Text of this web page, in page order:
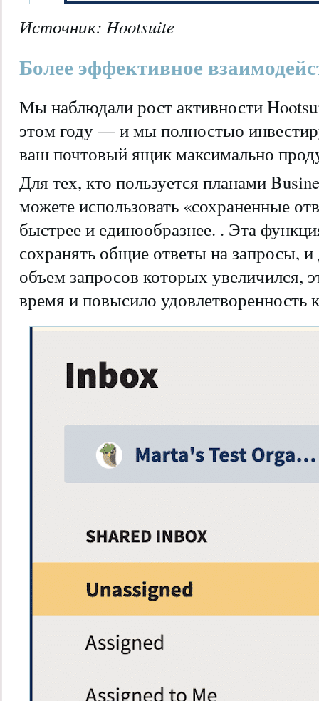
Источник: Hootsuite
Более эффективное
Мы наблюдали рост активности
этом году — и мы полностью
ваш почтовый ящик максимально
Для тех, кто пользуется планами
можете использовать «сохраненные
быстрее и единообразнее. . Эта
сохранять общие ответы на запросы,
объем запросов которых увеличился,
время и повысило удовлетворенность